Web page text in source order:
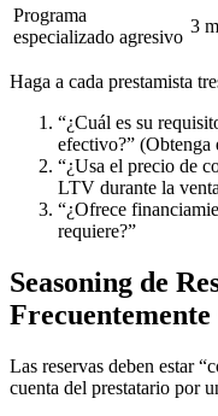
Programa
especializado agresivo
3
Haga a cada prestamista
“¿Cuál es su
efectivo?” (Obtenga
“¿Usa el precio de
LTV durante la
“¿Ofrece
requiere?”
Seasoning de
Las reservas deben estar
cuenta del prestatario por